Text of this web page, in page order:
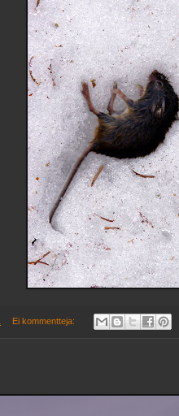
Ei kommentteja: